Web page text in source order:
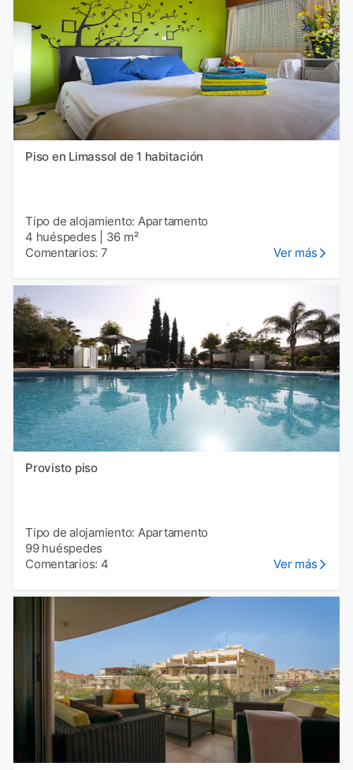
Piso en Limassol de 1 habitación
Tipo de alojamiento: Apartamento
4 huéspedes
36 m²
Comentarios: 7
Ver más
Provisto piso
Tipo de alojamiento: Apartamento
99 huéspedes
Comentarios: 4
Ver más